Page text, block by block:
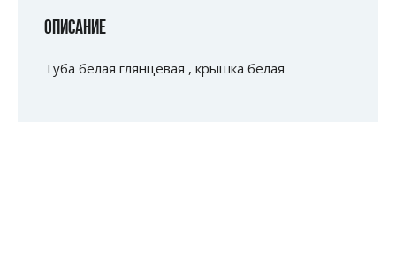
ОПИСАНИЕ
Туба белая глянцевая , крышка белая